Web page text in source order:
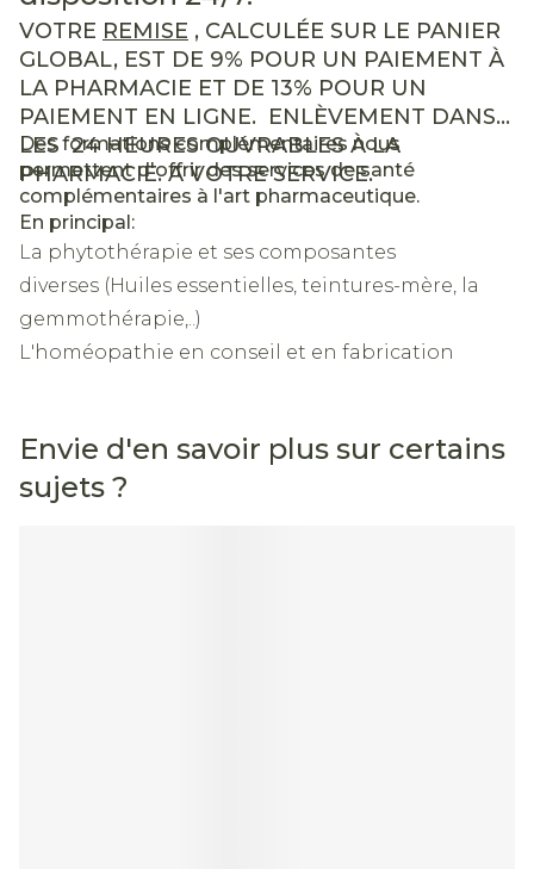
VOTRE REMISE , CALCULÉE SUR LE PANIER
GLOBAL, EST DE 9% POUR UN PAIEMENT À
LA PHARMACIE ET DE 13% POUR UN
PAIEMENT EN LIGNE. ENLÈVEMENT DANS
LES 24 HEURES OUVRABLES À LA
PHARMACIE. A VOTRE SERVICE.
Des formations complémentaires nous
permettent d'offrir des services de santé
complémentaires à l'art pharmaceutique.
En principal:
La phytothérapie et ses composantes
diverses (Huiles essentielles, teintures-mère, la
gemmothérapie,..)
L'homéopathie en conseil et en fabrication
professionnels mais également aux particuliers
pour un maintien confortable à domicile.
Envie d'en savoir plus sur certains
sujets ?